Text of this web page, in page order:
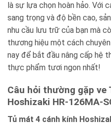
là sự lựa chọn hoàn hảo. Với
sang trọng và độ bền cao,
nhu cầu lưu trữ của bạn mà
thương hiệu một cách
nay để bắt đầu nâng cấp hệ
thực phẩm tươi ngon nhất!
Câu hỏi thường gặp ve
Hoshizaki HR-126MA-
Tủ mát 4 cánh kính